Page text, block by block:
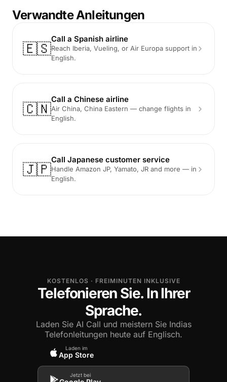
Verwandte Anleitungen
🇪🇸
Call a Spanish airline
Reach Iberia, Vueling, or Air Europa support in
English.
🇨🇳
Call a Chinese airline
Air China, China Eastern — change flights in
English.
🇯🇵
Call Japanese customer service
Handle Amazon JP, Yamato, JR and more — in
English.
KOSTENLOS · FREIMINUTEN INKLUSIVE
Telefonieren Sie. In Ihrer
Sprache.
Laden Sie AI Call und meistern Sie Indias
Telefonleitungen heute auf Englisch.
Laden im
App Store
Jetzt bei